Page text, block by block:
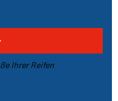
Ihrer Reifen